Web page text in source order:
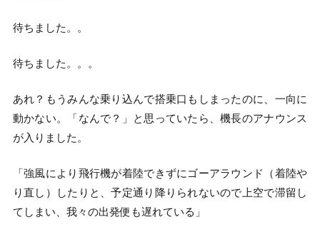
待ちました。。
待ちました。。。
あれ？もうみんな乗り込んで搭乗口もしまったのに、一向に
動かない。「なんで？」と思っていたら、機長のアナウンス
が入りました。
「強風により飛行機が着陸できずにゴーアラウンド（着陸や
り直し）したりと、予定通り降りられないので上空で滞留し
てしまい、我々の出発便も遅れている」